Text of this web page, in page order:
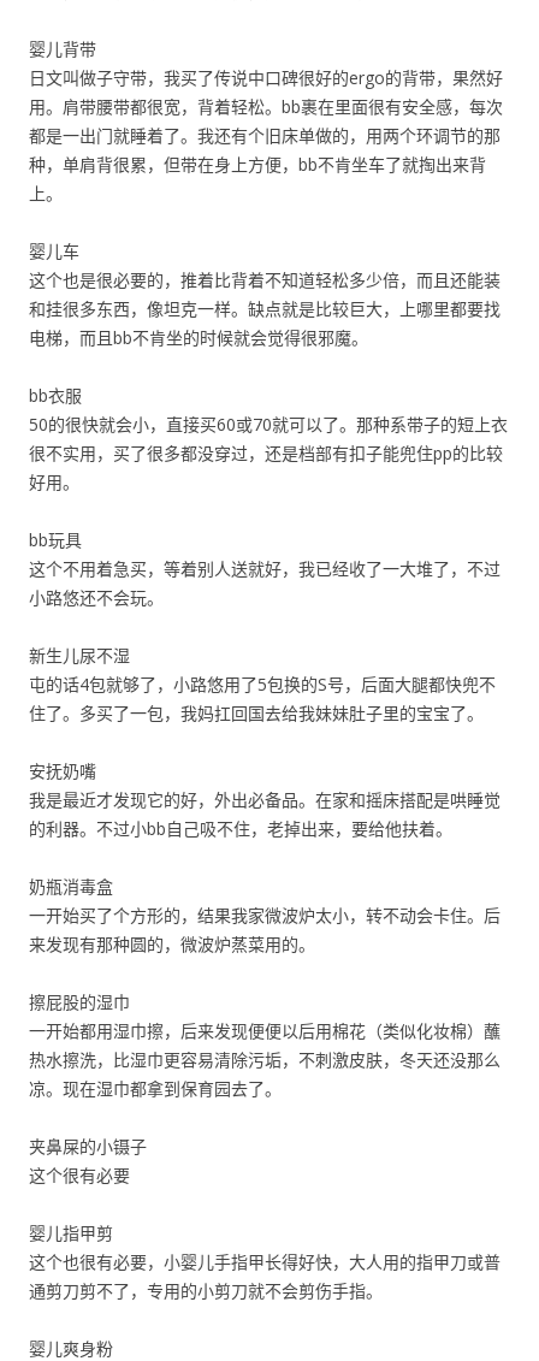
婴儿背带
日文叫做子守带，我买了传说中口碑很好的ergo的背带，果然好
用。肩带腰带都很宽，背着轻松。bb裹在里面很有安全感，每次
都是一出门就睡着了。我还有个旧床单做的，用两个环调节的那
种，单肩背很累，但带在身上方便，bb不肯坐车了就掏出来背
上。
婴儿车
这个也是很必要的，推着比背着不知道轻松多少倍，而且还能装
和挂很多东西，像坦克一样。缺点就是比较巨大，上哪里都要找
电梯，而且bb不肯坐的时候就会觉得很邪魔。
bb衣服
50的很快就会小，直接买60或70就可以了。那种系带子的短上衣
很不实用，买了很多都没穿过，还是档部有扣子能兜住pp的比较
好用。
bb玩具
这个不用着急买，等着别人送就好，我已经收了一大堆了，不过
小路悠还不会玩。
新生儿尿不湿
屯的话4包就够了，小路悠用了5包换的S号，后面大腿都快兜不
住了。多买了一包，我妈扛回国去给我妹妹肚子里的宝宝了。
安抚奶嘴
我是最近才发现它的好，外出必备品。在家和摇床搭配是哄睡觉
的利器。不过小bb自己吸不住，老掉出来，要给他扶着。
奶瓶消毒盒
一开始买了个方形的，结果我家微波炉太小，转不动会卡住。后
来发现有那种圆的，微波炉蒸菜用的。
擦屁股的湿巾
一开始都用湿巾擦，后来发现便便以后用棉花（类似化妆棉）蘸
热水擦洗，比湿巾更容易清除污垢，不刺激皮肤，冬天还没那么
凉。现在湿巾都拿到保育园去了。
夹鼻屎的小镊子
这个很有必要
婴儿指甲剪
这个也很有必要，小婴儿手指甲长得好快，大人用的指甲刀或普
通剪刀剪不了，专用的小剪刀就不会剪伤手指。
婴儿爽身粉